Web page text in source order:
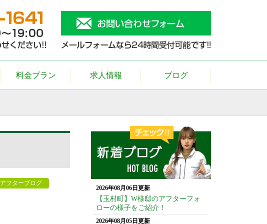
料金プラン 求人情報 ブログ
アフターブログ
2026年08月06日更新
【玉村町】W様邸のアフターフォ
ローの様子をご紹介！
2026年08月05日更新